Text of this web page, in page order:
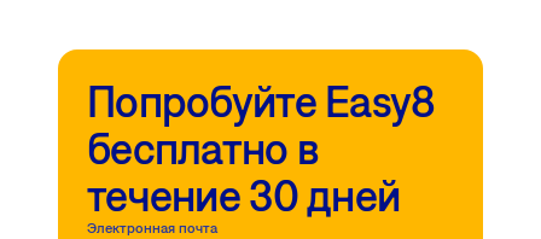
Попробуйте Easy8
бесплатно в
течение 30 дней
Электронная почта